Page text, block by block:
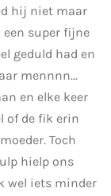
hij niet maar
een super fijne
geduld had en
mennnn...
en elke keer
of de fik erin
Toch
hielp ons
wel iets minder